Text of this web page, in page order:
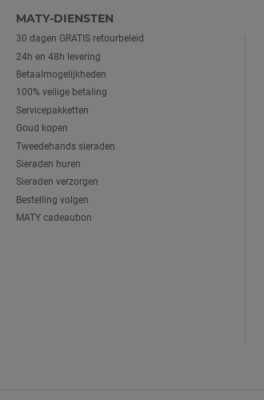
MATY-DIENSTEN
30 dagen GRATIS retourbeleid
24h en 48h levering
Betaalmogelijkheden
100% veilige betaling
Servicepakketten
Goud kopen
Tweedehands sieraden
Sieraden huren
Sieraden verzorgen
Bestelling volgen
MATY cadeaubon